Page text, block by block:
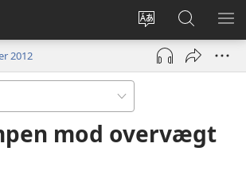
Vælg
sprog
Log
på
(åbner
vindue)
Søg
på
JW.ORG
VIS
2012
mod overvægt